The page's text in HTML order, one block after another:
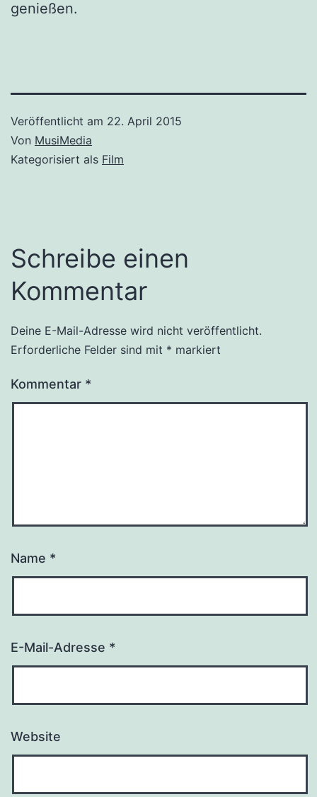
genießen.
Veröffentlicht am 22. April 2015
Von MusiMedia
Kategorisiert als Film
Schreibe einen
Kommentar
Deine E-Mail-Adresse wird nicht veröffentlicht.
Erforderliche Felder sind mit * markiert
Kommentar *
Name *
E-Mail-Adresse *
Website